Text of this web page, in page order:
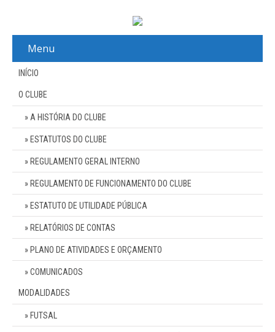
Menu
INÍCIO
O CLUBE
A HISTÓRIA DO CLUBE
ESTATUTOS DO CLUBE
REGULAMENTO GERAL INTERNO
REGULAMENTO DE FUNCIONAMENTO DO CLUBE
ESTATUTO DE UTILIDADE PÚBLICA
RELATÓRIOS DE CONTAS
PLANO DE ATIVIDADES E ORÇAMENTO
COMUNICADOS
MODALIDADES
FUTSAL